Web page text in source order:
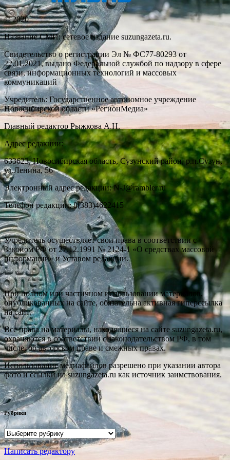
© 2020
Название СМИ: cетевое издание suzungazeta.ru.
Свидетельство о регистрации Эл № ФС77-80293 от
22.01.2021, выдано Федеральной службой по надзору в сфере
связи, информационных технологий и массовых
коммуникаций
Учредитель: Государственное автономное учреждение
Новосибирской области «РегионМедиа»
Главный редактор Рыжкова А.Н.
Адрес редакции:
633623, Новосибирская область, Сузунский район, р.п.Сузун,
ул.Ленина, 56
Электронный адрес редакции: N-J@rambler.ru
Телефон редакции: 8(383)4622415
Учредитель осуществляет свои права в соответствии с
Законом РФ от 27.12.1991 № 2124-1 «О средствах массовой
информации» и Уставом редакции.
При полном или частичном использовании материалов,
опубликованных на сайте, обязательна активная гиперссылка
на сайт.
Все права на материалы, находящиеся на сайте suzungazeta.ru,
охраняются в соответствии с законодательством РФ, в том
числе, об авторском праве и смежных правах.
Использование медиафайлов разрешено при указании автора
фото и ссылки на suzungazeta.ru как источник заимствования.
Рубрики
Рубрики
Написать редактору